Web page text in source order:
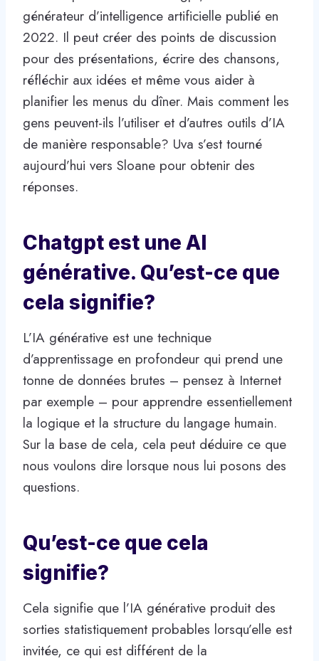
générateur d’intelligence artificielle publié en
2022. Il peut créer des points de discussion
pour des présentations, écrire des chansons,
réfléchir aux idées et même vous aider à
planifier les menus du dîner. Mais comment les
gens peuvent-ils l’utiliser et d’autres outils d’IA
de manière responsable? Uva s’est tourné
aujourd’hui vers Sloane pour obtenir des
réponses.
Chatgpt est une AI
générative. Qu’est-ce que
cela signifie?
L’IA générative est une technique
d’apprentissage en profondeur qui prend une
tonne de données brutes – pensez à Internet
par exemple – pour apprendre essentiellement
la logique et la structure du langage humain.
Sur la base de cela, cela peut déduire ce que
nous voulons dire lorsque nous lui posons des
questions.
Qu’est-ce que cela
signifie?
Cela signifie que l’IA générative produit des
sorties statistiquement probables lorsqu’elle est
invitée, ce qui est différent de la